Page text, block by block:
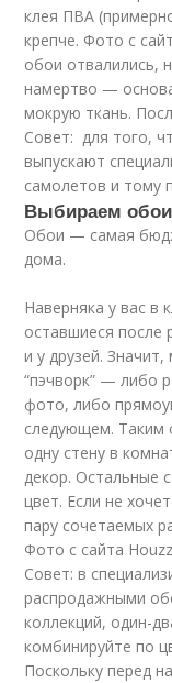
клея ПВА
крепче. Фото с
обои отвалились,
намертво —
мокрую ткань.
Совет: для того,
выпускают
самолетов и тому
Выбираем обои
Обои — самая
дома.
Наверняка у вас в
оставшиеся после
и у друзей.
“пэчворк” — либо
фото, либо
следующем. Таким
одну стену в
декор. Остальные
цвет. Если не
пару сочетаемых
Фото с сайта
Совет: в
распродажными
коллекций, один-
комбинируйте по
Поскольку перед